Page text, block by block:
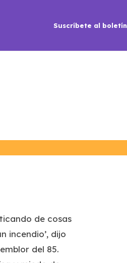
Suscríbete al boletín
de cosas
incendio’, dijo
del 85.